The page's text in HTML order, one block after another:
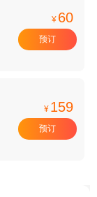
¥ 60
预订
¥ 159
预订